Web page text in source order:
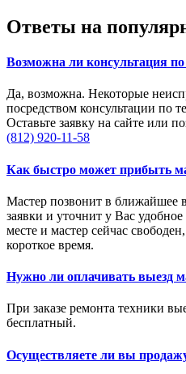
Ответы на
Возможна ли консультация по
Да, возможна. Некоторые
посредством консультации по
Оставьте заявку на сайте или
(812) 920-11-58
Как быстро может прибыть
Мастер позвонит в ближайшее
заявки и уточнит у Вас
месте и мастер сейчас
короткое время.
Нужно ли оплачивать выезд
При заказе ремонта техники
бесплатный.
Осуществляете ли вы